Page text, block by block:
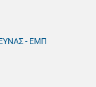
- ΕΜΠ